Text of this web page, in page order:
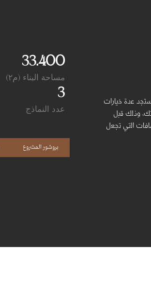
ﻋدة ﺧﯾﺎرات
وذﻟك ﻗﺑل
اﻟﺗﻲ ﺗﺟﻌل
مساحة البناء (م٢)
33.400
عدد النماذج
3
بروشور المشروع